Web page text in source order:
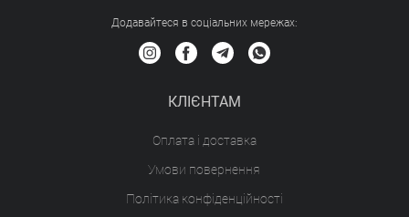
Додавайтеся в соціальних мережах:
КЛІЄНТАМ
Оплата і доставка
Умови повернення
Політика конфіденційності